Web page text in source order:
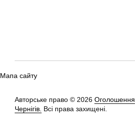
Мапа сайту
Авторське право © 2026 Оголошення
Чернігів. Всі права захищені.